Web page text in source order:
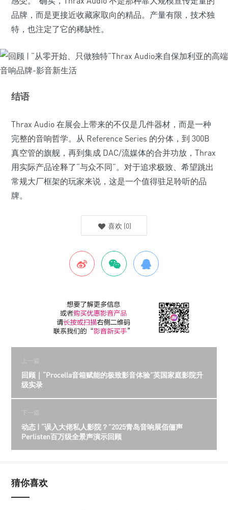
品牌，而是更接近收藏家取向的精品。产量有限，技术独
特，也注定了它的稀缺性。
结语
Thrax Audio 在展会上带来的不仅是几件器材，而是一种
完整的音响哲学。从 Reference Series 的分体，到 300B
真空管的旗舰，再到集成 DAC/流媒体的合并功放，Thrax
用实际产品诠释了“与众不同”。对于追求极致、希望跳出
常规大厂框架的玩家来说，这是一个值得驻足聆听的品
牌。
喜欢 (0)
上一篇
回顾｜“Procella音箱赋能的极致影音体验”英国家庭影院升
级实录
下一篇
动态 | “误入大佬私人影院？”2025青岛音响展佰俪声
Perlisten百万级全景声演示回顾
猜你喜欢